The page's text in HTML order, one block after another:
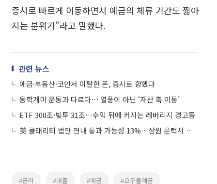
증시로 빠르게 이동하면서 예금의 체류 기간도 짧아
지는 분위기”라고 말했다.
관련 뉴스
예금·부동산·코인서 이탈한 돈, 증시로 향했다
동학개미 운동과 다르다⋯ 열풍이 아닌 ‘자산 축 이동’
ETF 300조·빚투 31조…수익 뒤에 커지는 레버리지 경고등
美 클래리티 법안 연내 통과 가능성 13%…상원 문턱서 제동
#금리 #대출 #예금 #요구불예금